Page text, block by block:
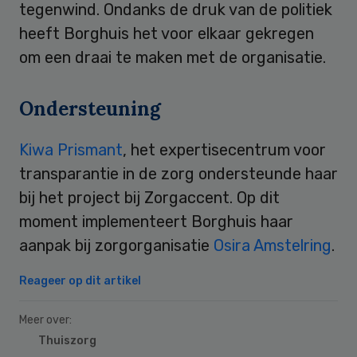
tegenwind. Ondanks de druk van de politiek
heeft Borghuis het voor elkaar gekregen
om een draai te maken met de organisatie.
Ondersteuning
Kiwa Prismant, het expertisecentrum voor
transparantie in de zorg ondersteunde haar
bij het project bij Zorgaccent. Op dit
moment implementeert Borghuis haar
aanpak bij zorgorganisatie Osira Amstelring.
Reageer op dit artikel
Meer over:
Thuiszorg